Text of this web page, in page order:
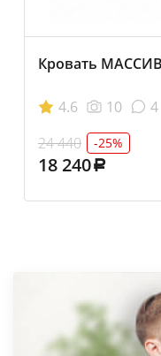
Кровать
4.6 10
4
24 440
-25%
18 240